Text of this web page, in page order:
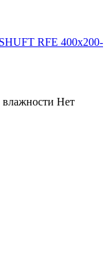
RFE 400х200-
Нет